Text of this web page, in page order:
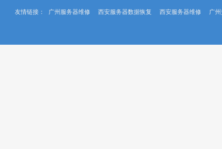
友情链接： 广州服务器维修 西安服务器数据恢复 西安服务器维修 广